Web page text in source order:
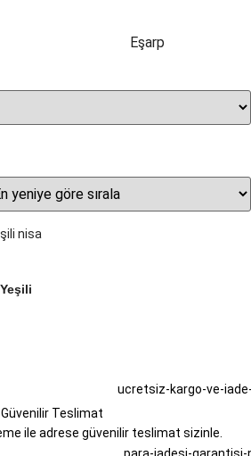
Eşarp
Güvenilir Teslimat
ile adrese güvenilir teslimat sizinle.